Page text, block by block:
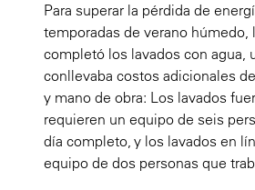
Para superar la pérdida de
temporadas de verano húmedo,
completó los lavados con agua,
conllevaba costos adicionales
y mano de obra: Los lavados
requieren un equipo de seis
día completo, y los lavados en
equipo de dos personas que